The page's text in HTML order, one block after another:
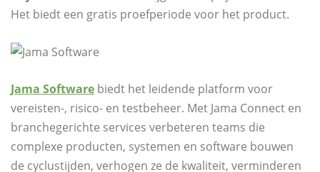
Het biedt een gratis proefperiode voor het product.
Jama Software biedt het leidende platform voor
vereisten-, risico- en testbeheer. Met Jama Connect en
branchegerichte services verbeteren teams die
complexe producten, systemen en software bouwen
de cyclustijden, verhogen ze de kwaliteit, verminderen